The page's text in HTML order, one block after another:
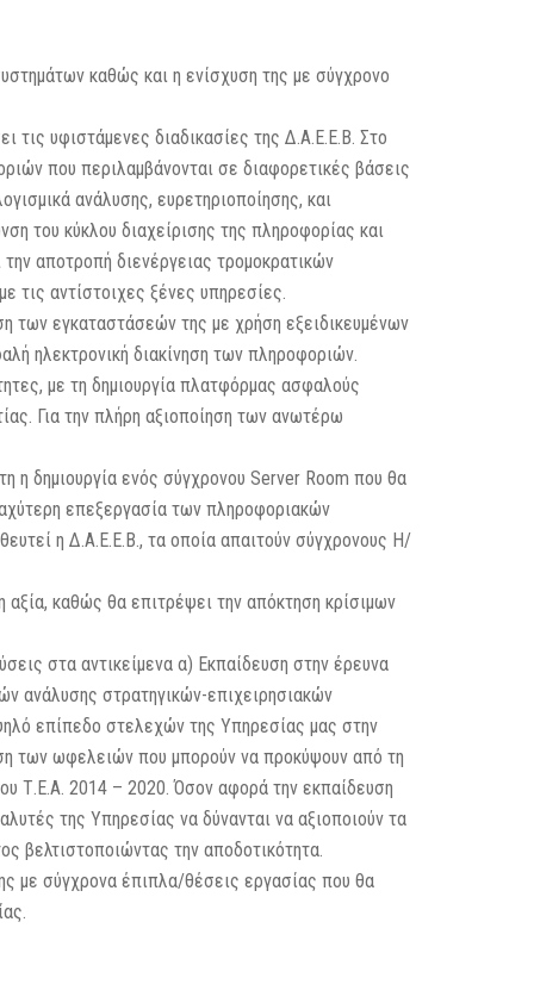
καθώς και η ενίσχυση της με σύγχρονο
τις υφιστάμενες διαδικασίες της Δ.Α.Ε.Ε.Β. Στο
που περιλαμβάνονται σε διαφορετικές βάσεις
ανάλυσης, ευρετηριοποίησης, και
του κύκλου διαχείρισης της πληροφορίας και
αποτροπή διενέργειας τρομοκρατικών
τις αντίστοιχες ξένες υπηρεσίες.
εγκαταστάσεών της με χρήση εξειδικευμένων
ηλεκτρονική διακίνηση των πληροφοριών.
με τη δημιουργία πλατφόρμας ασφαλούς
Για την πλήρη αξιοποίηση των ανωτέρω
η δημιουργία ενός σύγχρονου Server Room που θα
επεξεργασία των πληροφοριακών
η Δ.Α.Ε.Ε.Β., τα οποία απαιτούν σύγχρονους Η/
αξία, καθώς θα επιτρέψει την απόκτηση κρίσιμων
στα αντικείμενα α) Εκπαίδευση στην έρευνα
ανάλυσης στρατηγικών-επιχειρησιακών
επίπεδο στελεχών της Υπηρεσίας μας στην
των ωφελειών που μπορούν να προκύψουν από τη
Τ.Ε.Α. 2014 – 2020. Όσον αφορά την εκπαίδευση
της Υπηρεσίας να δύνανται να αξιοποιούν τα
βελτιστοποιώντας την αποδοτικότητα.
με σύγχρονα έπιπλα/θέσεις εργασίας που θα